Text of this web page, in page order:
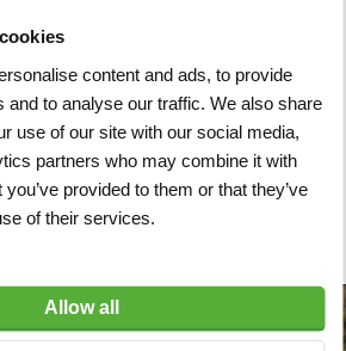
content and ads, to provide
and to analyse our traffic. We also share
use of our site with our social media,
partners who may combine it with
provided to them or that they’ve
of their services.
Allow all
cm
om in
Anti-parkeerpaal 150 cm
Ø 15 cm rood/wit om in te
storten
Artnr w4590
€ 233,15